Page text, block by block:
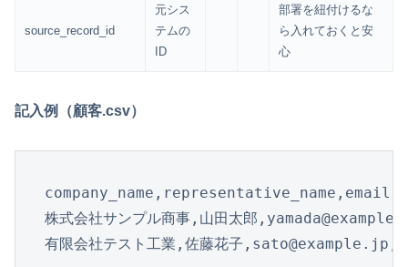
source_record_id
元シス
テムの
ID
部署を紐付けるな
ら入れておくと安
心
記入例（顧客.csv）
株式会社サンプル商事,山田太郎
有限会社テスト工業,佐藤花子